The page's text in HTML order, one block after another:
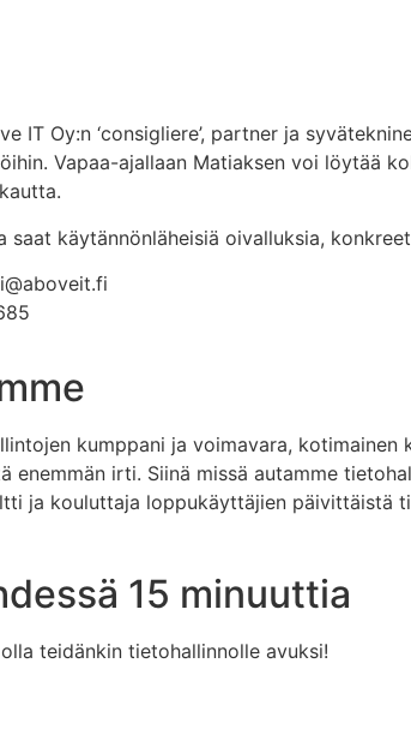
IT Oy:n ‘consigliere’, partner ja
Vapaa-ajallaan Matiaksen voi löytää
saat käytännönläheisiä oivalluksia,
kumppani ja voimavara,
enemmän irti. Siinä missä autamme
ja kouluttaja loppukäyttäjien päivittäistä
15 minuuttia
teidänkin tietohallinnolle avuksi!